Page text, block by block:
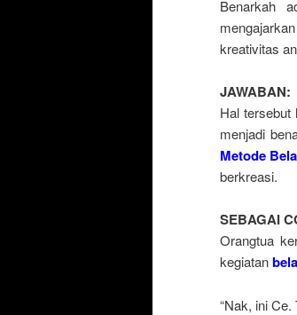
Benarkah
kreativitas
JAWABAN:
Hal tersebut
menjadi
Metode
berkreasi.
SEBAGAI
Orangtua
kegiatan
“Nak, ini